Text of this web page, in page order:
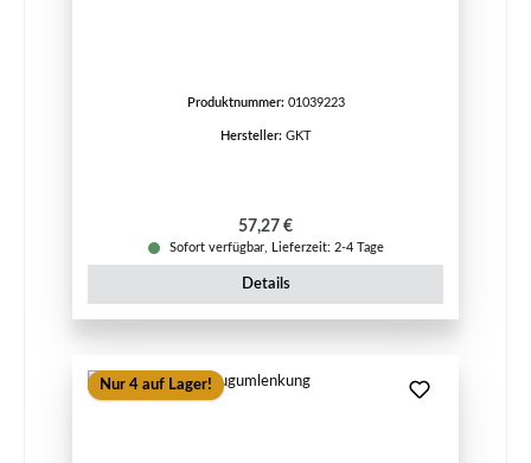
Produktnummer: 01039223
Hersteller: GKT
Regulärer Preis:
57,27 €
Sofort verfügbar, Lieferzeit: 2-4 Tage
Details
Nur 4 auf Lager!